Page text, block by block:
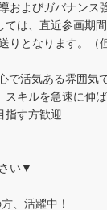
およびガバナンス
ては、直近参画期
りとなります。（
で活気ある雰囲気で
スキルを急速に伸
指す方歓迎
い▼
、活躍中！